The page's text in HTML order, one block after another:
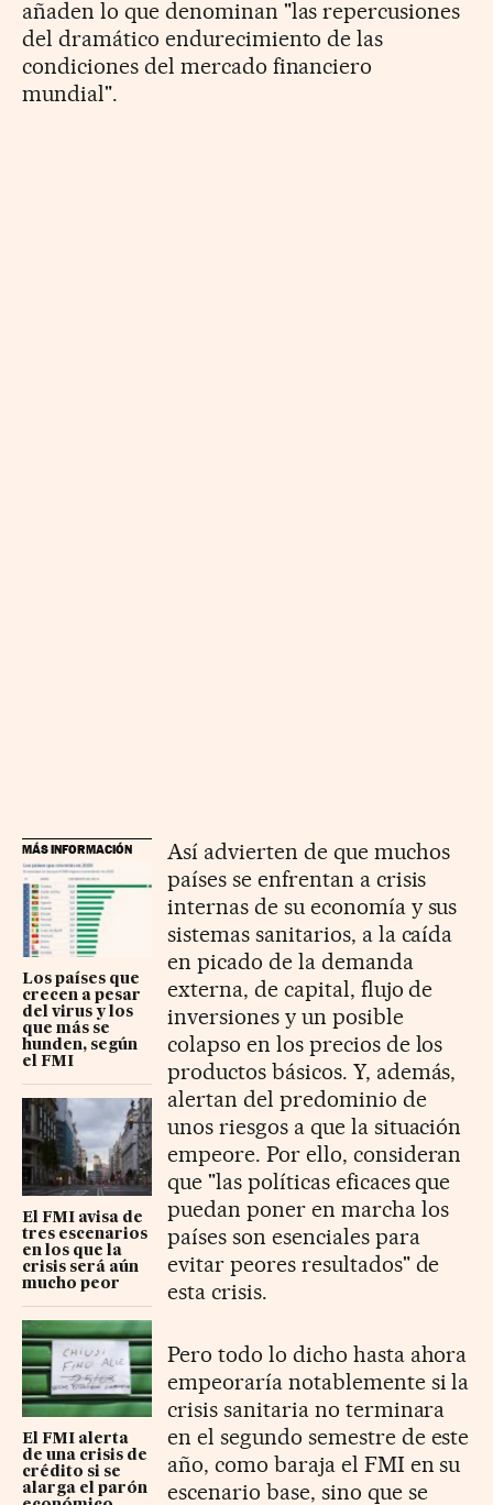
añaden lo que denominan "las repercusiones
del dramático endurecimiento de las
condiciones del mercado financiero
mundial".
MÁS INFORMACIÓN
Los países que
crecen a pesar
del virus y los
que más se
hunden, según
el FMI
El FMI avisa de
tres escenarios
en los que la
crisis será aún
mucho peor
El FMI alerta
de una crisis de
crédito si se
alarga el parón
Así advierten de que muchos
países se enfrentan a crisis
internas de su economía y sus
sistemas sanitarios, a la caída
en picado de la demanda
externa, de capital, flujo de
inversiones y un posible
colapso en los precios de los
productos básicos. Y, además,
alertan del predominio de
unos riesgos a que la situación
empeore. Por ello, consideran
que "las políticas eficaces que
puedan poner en marcha los
países son esenciales para
evitar peores resultados" de
esta crisis.
Pero todo lo dicho hasta ahora
empeoraría notablemente si la
crisis sanitaria no terminara
en el segundo semestre de este
año, como baraja el FMI en su
escenario base, sino que se